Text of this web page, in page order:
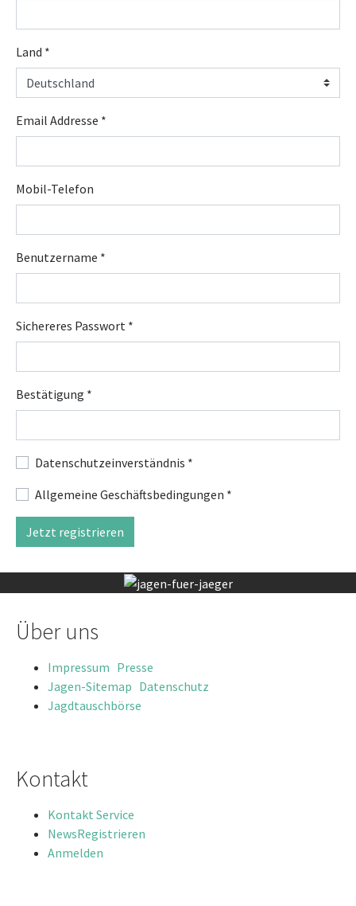
Land *
Email Addresse *
Mobil-Telefon
Benutzername *
Sichereres Passwort *
Bestätigung *
Datenschutzeinverständnis *
Allgemeine Geschäftsbedingungen *
Jetzt registrieren
Über uns
Impressum Presse
Jagen-Sitemap Datenschutz
Jagdtauschbörse
Kontakt
Kontakt Service
NewsRegistrieren
Anmelden